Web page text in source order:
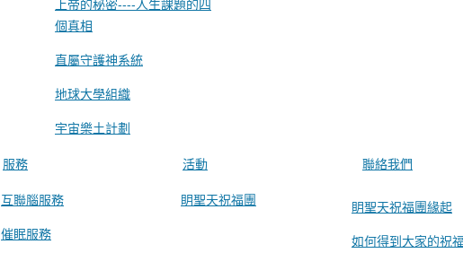
上帝的秘密----人生課題的四
個真相
直屬守護神系統
地球大學組織
宇宙樂土計劃
服務
互聯腦服務
催眠服務
活動
眀聖天祝福團 眀聖天祝福團緣起
如何得到大家的祝
聯絡我們